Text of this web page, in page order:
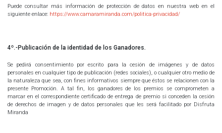
Puede consultar más información de protección de datos en nuestra web en el
siguiente enlace: https://www.camaramiranda.com/politica-privacidad/
4º.-Publicación de la identidad de los Ganadores.
Se pedirá consentimiento por escrito para la cesión de imágenes y de datos
personales en cualquier tipo de publicación (redes sociales), o cualquier otro medio de
la naturaleza que sea, con fines informativos siempre que éstos se relacionen con la
presente Promoción. A tal fin, los ganadores de los premios se comprometen a
marcar en el correspondiente certificado de entrega de premio si conceden la cesión
de derechos de imagen y de datos personales que les será facilitado por Disfruta
Miranda